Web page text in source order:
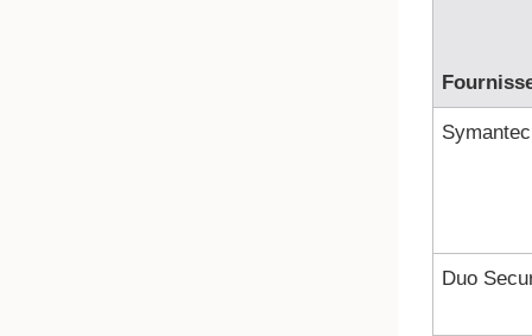
Duo